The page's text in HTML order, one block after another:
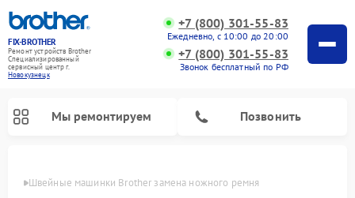
FIX-BROTHER
Ремонт устройств Brother
Специализированный
cервисный центр г.
Новокузнецк
+7 (800) 301-55-83
Ежедневно, с 10:00 до 20:00
+7 (800) 301-55-83
Звонок бесплатный по РФ
Мы ремонтируем Позвонить
Швейные машинки Brother замена ножного ремня